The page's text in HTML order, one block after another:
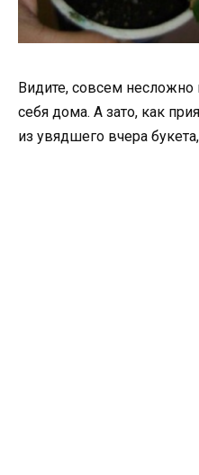
Видите, совсем несложно
себя дома. А зато, как
из увядшего вчера